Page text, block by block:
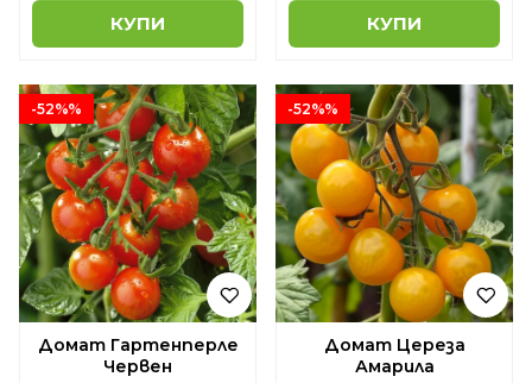
КУПИ КУПИ
-52%%
Домат Гартенперле
Червен
-52%%
Домат Цереза
Амарила